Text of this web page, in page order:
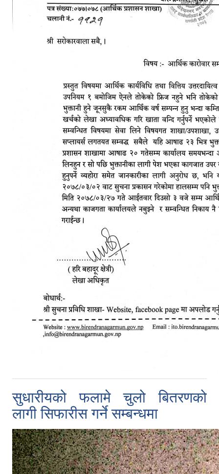
सुधारीयको फलामे चुलो बितरणको
लागी सिफारीस गर्ने सम्बन्धमा